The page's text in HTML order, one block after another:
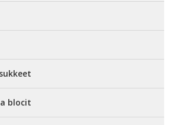
blocit